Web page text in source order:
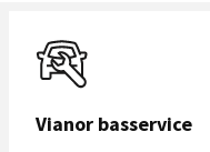
Vianor basservice